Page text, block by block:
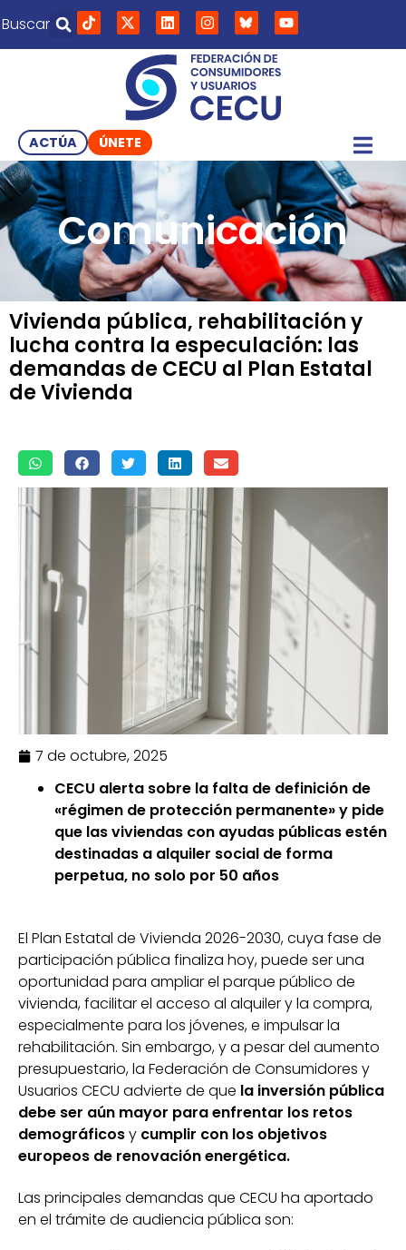
Buscar
ACTÚA ÚNETE
Comunicación
Vivienda pública, rehabilitación y
lucha contra la especulación: las
demandas de CECU al Plan Estatal
de Vivienda
7 de octubre, 2025
CECU alerta sobre la falta de definición de
«régimen de protección permanente» y pide
que las viviendas con ayudas públicas estén
destinadas a alquiler social de forma
perpetua, no solo por 50 años
El Plan Estatal de Vivienda 2026-2030, cuya fase de
participación pública finaliza hoy, puede ser una
oportunidad para ampliar el parque público de
vivienda, facilitar el acceso al alquiler y la compra,
especialmente para los jóvenes, e impulsar la
rehabilitación. Sin embargo, y a pesar del aumento
presupuestario, la Federación de Consumidores y
Usuarios CECU advierte de que la inversión pública
debe ser aún mayor para enfrentar los retos
demográficosy cumplir con los objetivos
europeos de renovación energética.
Las principales demandas que CECU ha aportado
en el trámite de audiencia pública son: